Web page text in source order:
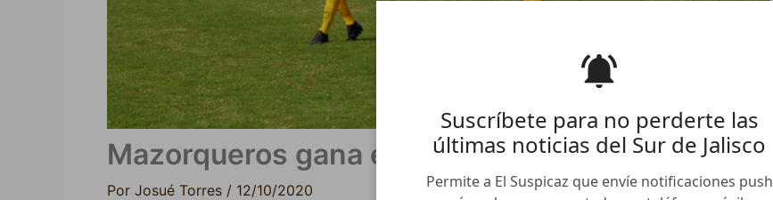
Suscríbete para no perderte las
últimas noticias del Sur de Jalisco
Permite a El Suspicaz que envíe notificaciones push
Mazorqueros gana en casa con autoridad
Por Josué Torres / 12/10/2020